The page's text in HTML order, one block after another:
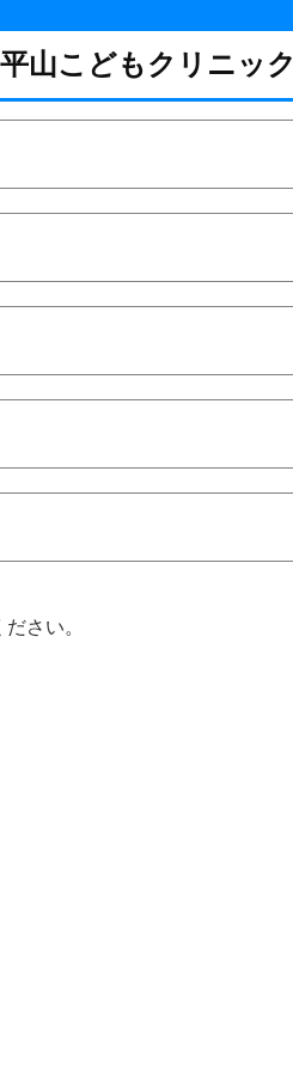
平山こどもクリニック
さい。